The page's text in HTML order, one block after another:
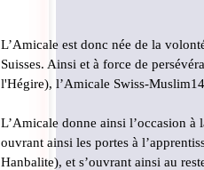
L’Amicale est donc née de la
Suisses. Ainsi et à force de
l'Hégire), l’Amicale Swiss-
L’Amicale donne ainsi l’occasion à
ouvrant ainsi les portes à
Hanbalite), et s’ouvrant ainsi au